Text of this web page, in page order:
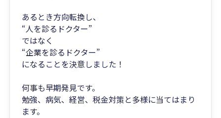
あるとき方向転換し、
“人を診るドクター”
ではなく
“企業を診るドクター”
になることを決意しました！
何事も早期発見です。
勉強、病気、経営、税金対策と多様に当てはまり
ます。